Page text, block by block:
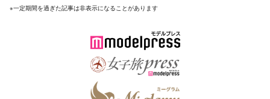
※一定期間を過ぎた記事は非表示になることがあります